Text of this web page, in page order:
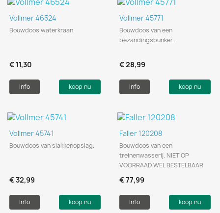
Vollmer 46524
Bouwdoos waterkraan.
€ 11,30
Info koop nu
Vollmer 45771
Bouwdoos van een
bezandingsbunker.
€ 28,99
Info koop nu
Vollmer 45741
Bouwdoos van slakkenopslag.
€ 32,99
Info koop nu
Faller 120208
Bouwdoos van een
treinenwasserij. NIET OP
VOORRAAD WEL BESTELBAAR
€ 77,99
Info koop nu